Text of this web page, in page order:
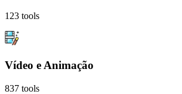
123 tools
Vídeo e Animação
837 tools